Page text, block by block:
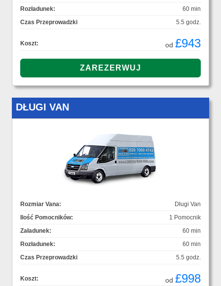
Rozładunek:
60 min
Czas Przeprowadzki
5.5 godz.
Koszt: od £943
DŁUGI VAN
Rozmiar Vana:
Długi Van
Ilość Pomocników:
1 Pomocnik
Załadunek:
60 min
Rozładunek:
60 min
Czas Przeprowadzki
5.5 godz.
Koszt: od £998